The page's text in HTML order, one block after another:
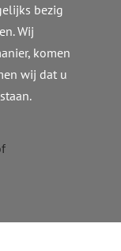
bezig
Wij
komen
wij dat u